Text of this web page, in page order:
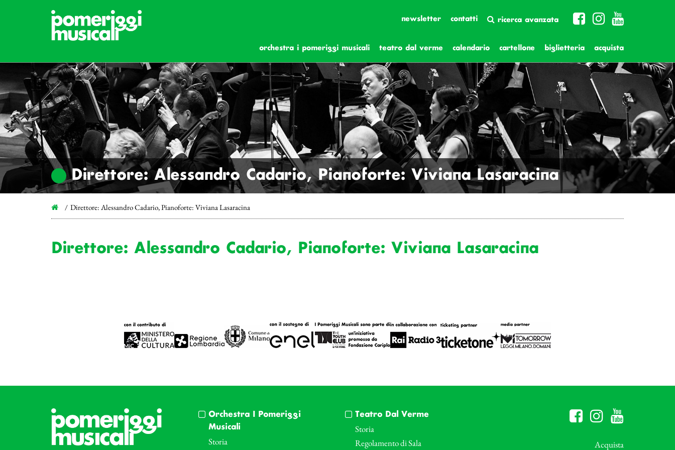
newsletter contatti ricerca avanzata
orchestra i pomeriggi musicali teatro dal verme calendario cartellone biglietteria acquista
Direttore: Alessandro Cadario, Pianoforte: Viviana Lasaracina
Direttore: Alessandro Cadario, Pianoforte: Viviana Lasaracina
Direttore: Alessandro Cadario, Pianoforte: Viviana Lasaracina
Orchestra I Pomeriggi
Musicali
Storia
Teatro Dal Verme
Storia
Regolamento di Sala
Acquista